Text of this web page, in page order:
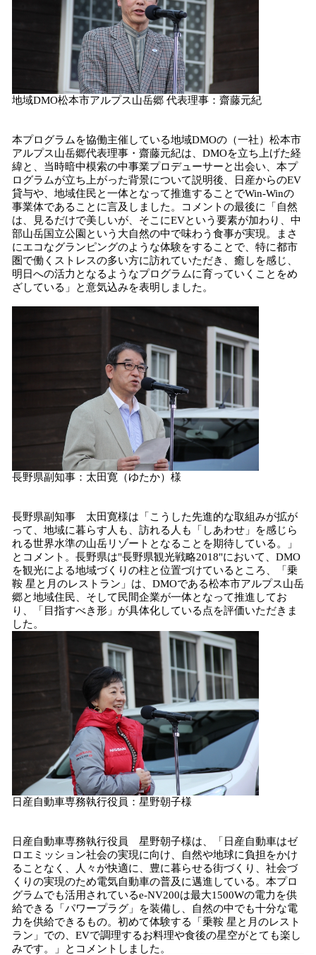
地域DMO松本市アルプス山岳郷 代表理事：齋藤元紀
本プログラムを協働主催している地域DMOの（一社）松本市
アルプス山岳郷代表理事・齋藤元紀は、DMOを立ち上げた経
緯と、当時暗中模索の中事業プロデューサーと出会い、本プ
ログラムが立ち上がった背景について説明後、日産からのEV
貸与や、地域住民と一体となって推進することでWin-Winの
事業体であることに言及しました。コメントの最後に「自然
は、見るだけで美しいが、そこにEVという要素が加わり、中
部山岳国立公園という大自然の中で味わう食事が実現。まさ
にエコなグランピングのような体験をすることで、特に都市
圏で働くストレスの多い方に訪れていただき、癒しを感じ、
明日への活力となるようなプログラムに育っていくことをめ
ざしている」と意気込みを表明しました。
長野県副知事：太田寛（ゆたか）様
長野県副知事 太田寛様は「こうした先進的な取組みが拡が
って、地域に暮らす人も、訪れる人も「しあわせ」を感じら
れる世界水準の山岳リゾートとなることを期待している。」
とコメント。長野県は"長野県観光戦略2018"において、DMO
を観光による地域づくりの柱と位置づけているところ、「乗
鞍 星と月のレストラン」は、DMOである松本市アルプス山岳
郷と地域住民、そして民間企業が一体となって推進してお
り、「目指すべき形」が具体化している点を評価いただきま
した。
日産自動車専務執行役員：星野朝子様
日産自動車専務執行役員 星野朝子様は、「日産自動車はゼ
ロエミッション社会の実現に向け、自然や地球に負担をかけ
ることなく、人々が快適に、豊に暮らせる街づくり、社会づ
くりの実現のため電気自動車の普及に邁進している。本プロ
グラムでも活用されているe-NV200は最大1500Wの電力を供
給できる「パワープラグ」を装備し、自然の中でも十分な電
力を供給できるもの。初めて体験する「乗鞍 星と月のレスト
ラン」での、EVで調理するお料理や食後の星空がとても楽し
みです。」とコメントしました。